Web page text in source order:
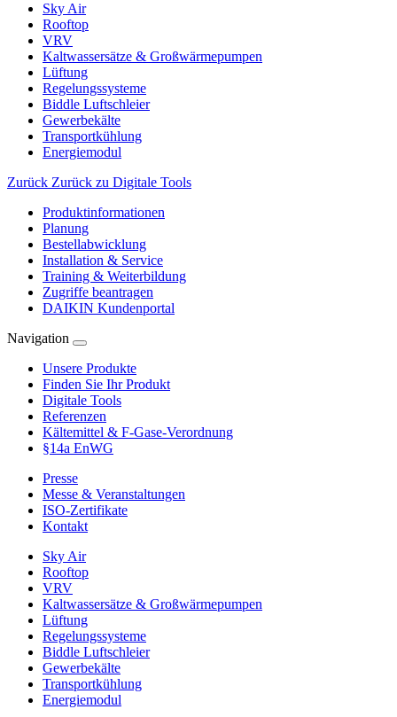
Sky Air
Rooftop
VRV
Kaltwassersätze & Großwärmepumpen
Lüftung
Regelungssysteme
Biddle Luftschleier
Gewerbekälte
Transportkühlung
Energiemodul
Zurück Zurück zu Digitale Tools
Produktinformationen
Planung
Bestellabwicklung
Installation & Service
Training & Weiterbildung
Zugriffe beantragen
DAIKIN Kundenportal
Navigation
Unsere Produkte
Finden Sie Ihr Produkt
Digitale Tools
Referenzen
Kältemittel & F-Gase-Verordnung
§14a EnWG
Presse
Messe & Veranstaltungen
ISO-Zertifikate
Kontakt
Sky Air
Rooftop
VRV
Kaltwassersätze & Großwärmepumpen
Lüftung
Regelungssysteme
Biddle Luftschleier
Gewerbekälte
Transportkühlung
Energiemodul